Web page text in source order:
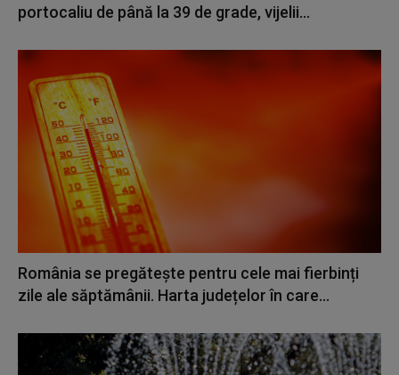
portocaliu de până la 39 de grade, vijelii...
România se pregătește pentru cele mai fierbinți
zile ale săptămânii. Harta județelor în care...